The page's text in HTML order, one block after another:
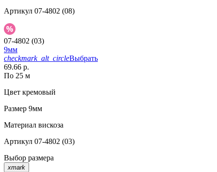
Артикул 07-4802 (08)
07-4802 (03)
9мм
checkmark_alt_circleВыбрать
69.66 р.
По 25 м
Цвет кремовый
Размер 9мм
Материал вискоза
Артикул 07-4802 (03)
Выбор размера
xmark